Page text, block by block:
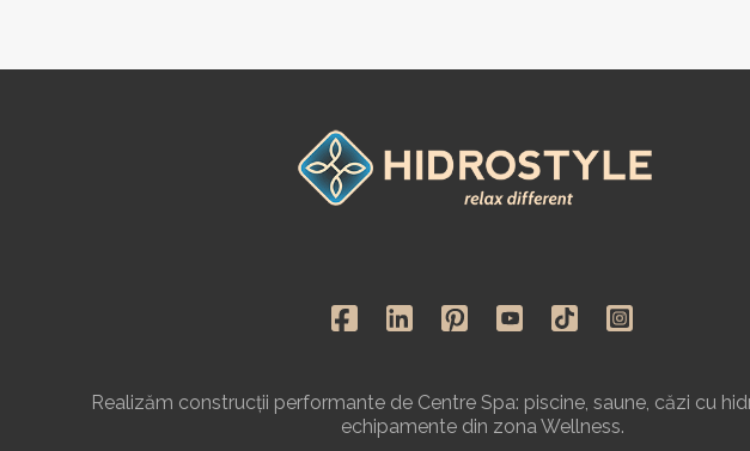
Realizăm construcții performante de Centre Spa: piscine, saune, căzi cu
echipamente din zona Wellness.